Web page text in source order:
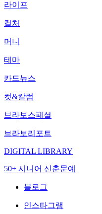
라이프
컬처
머니
테마
카드뉴스
컷&칼럼
브라보스페셜
브라보리포트
DIGITAL LIBRARY
50+ 시니어 신춘문예
블로그
인스타그램